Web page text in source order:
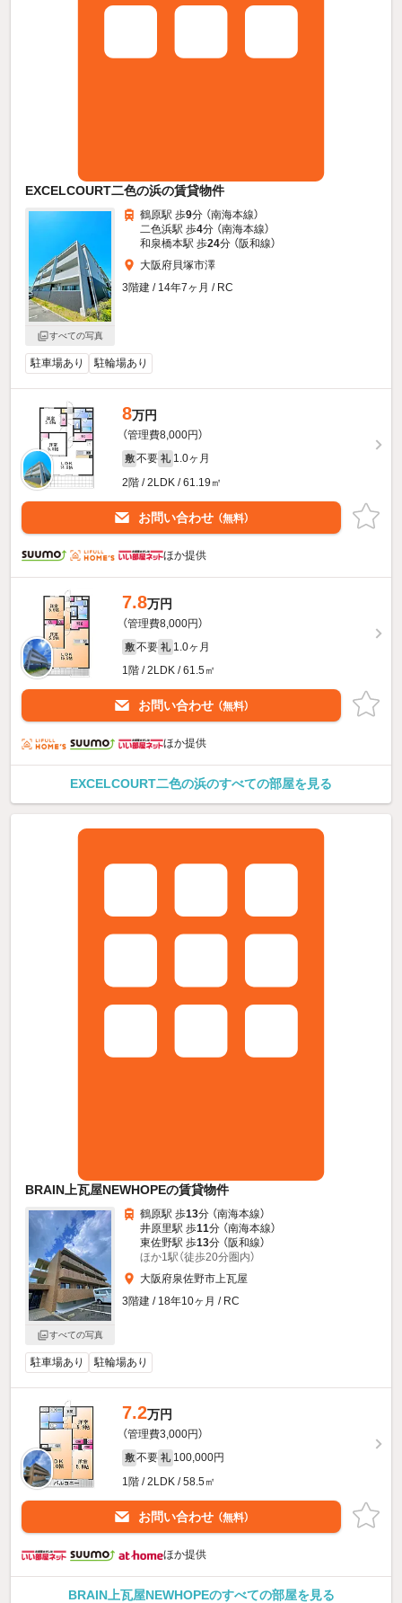
EXCELCOURT二色の浜の賃貸物件
すべての写真
鶴原駅 歩9分 （南海本線）
二色浜駅 歩4分 （南海本線）
和泉橋本駅 歩24分 （阪和線）
大阪府貝塚市澤
3階建 / 14年7ヶ月 / RC
駐車場あり 駐輪場あり
8万円
（管理費8,000円）
敷 不要 礼 1.0ヶ月
2階 / 2LDK / 61.19㎡
お問い合わせ （無料）
ほか提供
7.8万円
（管理費8,000円）
敷 不要 礼 1.0ヶ月
1階 / 2LDK / 61.5㎡
お問い合わせ （無料）
ほか提供
EXCELCOURT二色の浜のすべての部屋を見る
BRAIN上瓦屋NEWHOPEの賃貸物件
すべての写真
鶴原駅 歩13分 （南海本線）
井原里駅 歩11分 （南海本線）
東佐野駅 歩13分 （阪和線）
ほか1駅（徒歩20分圏内）
大阪府泉佐野市上瓦屋
3階建 / 18年10ヶ月 / RC
駐車場あり 駐輪場あり
7.2万円
（管理費3,000円）
敷 不要 礼 100,000円
1階 / 2LDK / 58.5㎡
お問い合わせ （無料）
ほか提供
BRAIN上瓦屋NEWHOPEのすべての部屋を見る